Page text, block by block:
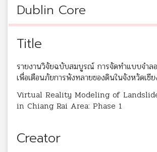
Dublin Core
Title
รายงานวิจัยฉบับสมบูรณ์ การจัดทำแบบจำล
เพื่อเตือนภัยการพังทลายของดินในจังหวัดเชี
Virtual Reality Modeling of
in Chiang Rai Area: Phase 1
Creator